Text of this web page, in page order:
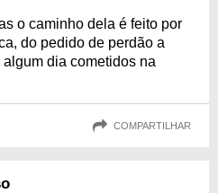
o caminho dela é feito por
do pedido de perdão a
dia cometidos na
COMPARTILHAR